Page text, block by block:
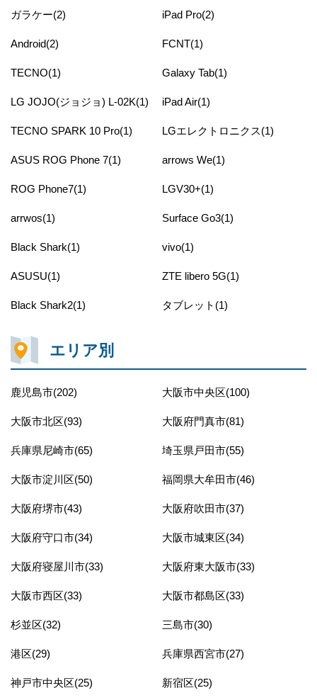
ガラケー(2) iPad Pro(2)
Android(2) FCNT(1)
TECNO(1) Galaxy Tab(1)
LG JOJO(ジョジョ) L-02K(1) iPad Air(1)
TECNO SPARK 10 Pro(1) LGエレクトロニクス(1)
ASUS ROG Phone 7(1) arrows We(1)
ROG Phone7(1) LGV30+(1)
arrwos(1) Surface Go3(1)
Black Shark(1) vivo(1)
ASUSU(1) ZTE libero 5G(1)
Black Shark2(1) タブレット(1)
エリア別
鹿児島市(202) 大阪市中央区(100)
大阪市北区(93) 大阪府門真市(81)
兵庫県尼崎市(65) 埼玉県戸田市(55)
大阪市淀川区(50) 福岡県大牟田市(46)
大阪府堺市(43) 大阪府吹田市(37)
大阪府守口市(34) 大阪市城東区(34)
大阪府寝屋川市(33) 大阪府東大阪市(33)
大阪市西区(33) 大阪市都島区(33)
杉並区(32) 三島市(30)
港区(29) 兵庫県西宮市(27)
神戸市中央区(25) 新宿区(25)